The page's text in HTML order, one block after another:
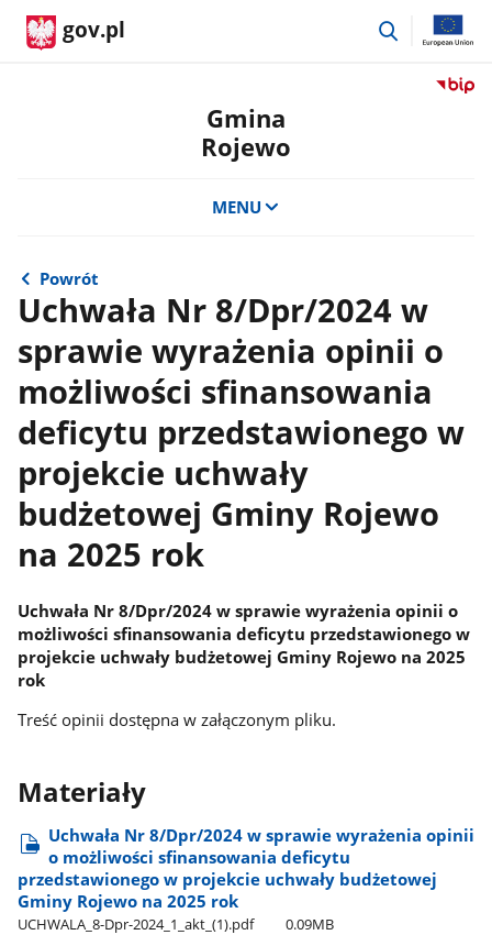
gov.pl
przejdź
Przejdź
Gmina
Rojewo
MENU
Powrót
Uchwała Nr 8/Dpr/2024 w
sprawie wyrażenia opinii o
możliwości sfinansowania
deficytu przedstawionego w
projekcie uchwały
budżetowej Gminy Rojewo
na 2025 rok
Uchwała Nr 8/Dpr/2024 w sprawie wyrażenia opinii o
możliwości sfinansowania deficytu przedstawionego w
projekcie uchwały budżetowej Gminy Rojewo na 2025
rok
Treść opinii dostępna w załączonym pliku.
Materiały
Uchwała Nr 8/Dpr/2024 w sprawie wyrażenia opinii
o możliwości sfinansowania deficytu
przedstawionego w projekcie uchwały budżetowej
Gminy Rojewo na 2025 rok
UCHWALA​_8-Dpr-2024​_1​_akt​_(1).pdf 0.09MB